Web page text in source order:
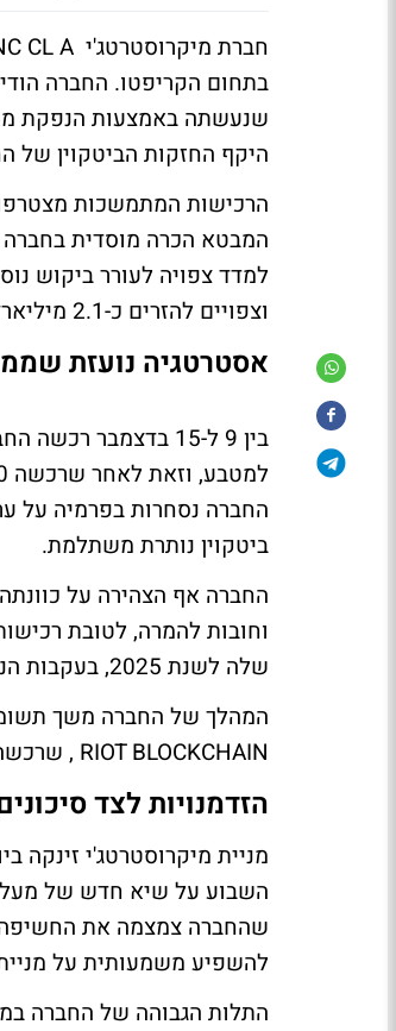
שנעשתה באמצעות הנפקת
היקף החזקות הביטקוין של החברה לכ-45
המבטא הכרה מוסדית בחברה
וצפויים להזרים כ-2.1 מיליארד דולר למניה.
אסטרטגיה נועזת
החברה נסחרות בפרמיה על
ביטקוין נותרת משתלמת.
וחובות להמרה, לטובת
שלה לשנת 2025, בעקבות הנפקות שביצעה לאחר הבחירות בארה"ב בנובמבר.
RIOT BLOCKCHAIN , שרכשה ביטקוין בשווי 67.5 מיליון דולר בשבוע האחרון בעזרת גיוס הון.
הזדמנויות לצד
שהחברה צמצמה את החשיפה
להשפיע משמעותית על
התלות הגבוהה של החברה